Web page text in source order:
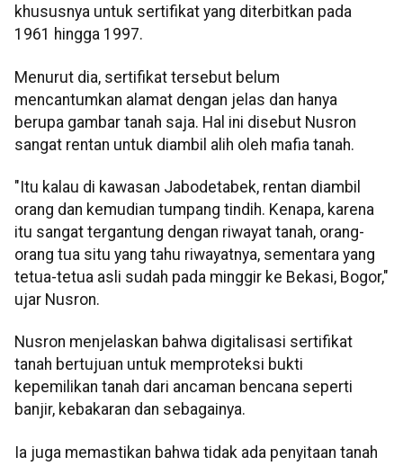
khususnya untuk sertifikat yang diterbitkan pada
1961 hingga 1997.
Menurut dia, sertifikat tersebut belum
mencantumkan alamat dengan jelas dan hanya
berupa gambar tanah saja. Hal ini disebut Nusron
sangat rentan untuk diambil alih oleh mafia tanah.
"Itu kalau di kawasan Jabodetabek, rentan diambil
orang dan kemudian tumpang tindih. Kenapa, karena
itu sangat tergantung dengan riwayat tanah, orang-
orang tua situ yang tahu riwayatnya, sementara yang
tetua-tetua asli sudah pada minggir ke Bekasi, Bogor,"
ujar Nusron.
Nusron menjelaskan bahwa digitalisasi sertifikat
tanah bertujuan untuk memproteksi bukti
kepemilikan tanah dari ancaman bencana seperti
banjir, kebakaran dan sebagainya.
Ia juga memastikan bahwa tidak ada penyitaan tanah